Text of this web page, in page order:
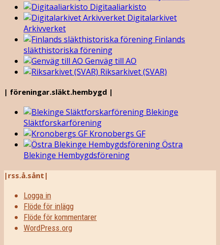
Digitaaliarkisto
Digitalarkivet
Arkivverket
Finlands
släkthistoriska förening
Genväg till AO
Riksarkivet (SVAR)
| föreningar.släkt.hembygd |
Blekinge
Släktforskarförening
Kronobergs GF
Östra
Blekinge Hembygdsförening
|rss.å.sånt|
Logga in
Flöde för inlägg
Flöde för kommentarer
WordPress.org